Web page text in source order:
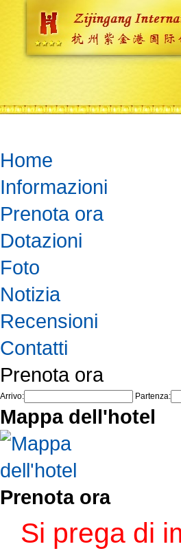
Home
Informazioni
Prenota ora
Dotazioni
Foto
Notizia
Recensioni
Contatti
Prenota ora
Arrivo: Partenza:
Mappa dell'hotel
Prenota ora
Si prega di